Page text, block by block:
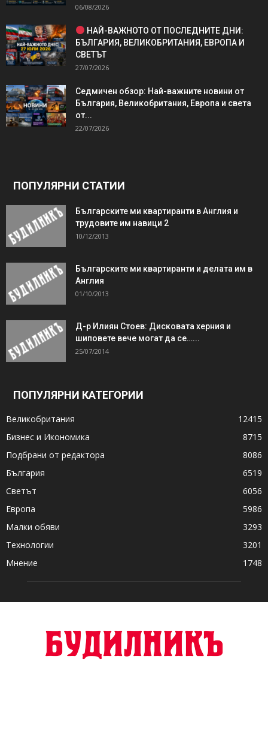
06/08/2026
НАЙ-ВАЖНОТО ОТ ПОСЛЕДНИТЕ ДНИ:
БЪЛГАРИЯ, ВЕЛИКОБРИТАНИЯ, ЕВРОПА И
СВЕТЪТ
27/07/2026
Седмичен обзор: Най-важните новини от
България, Великобритания, Европа и света
от...
22/07/2026
ПОПУЛЯРНИ СТАТИИ
Българските ми квартиранти в Англия и
трудовите им навици 2
10/12/2013
Българските ми квартиранти и делата им в
Англия
01/10/2013
Д-р Илиян Стоев: Дисковата херния и
шиповете вече могат да се…...
25/07/2014
ПОПУЛЯРНИ КАТЕГОРИИ
Великобритания
12415
Бизнес и Икономика
8715
Подбрани от редактора
8086
България
6519
Светът
6056
Европа
5986
Малки обяви
3293
Технологии
3201
Мнение
1748